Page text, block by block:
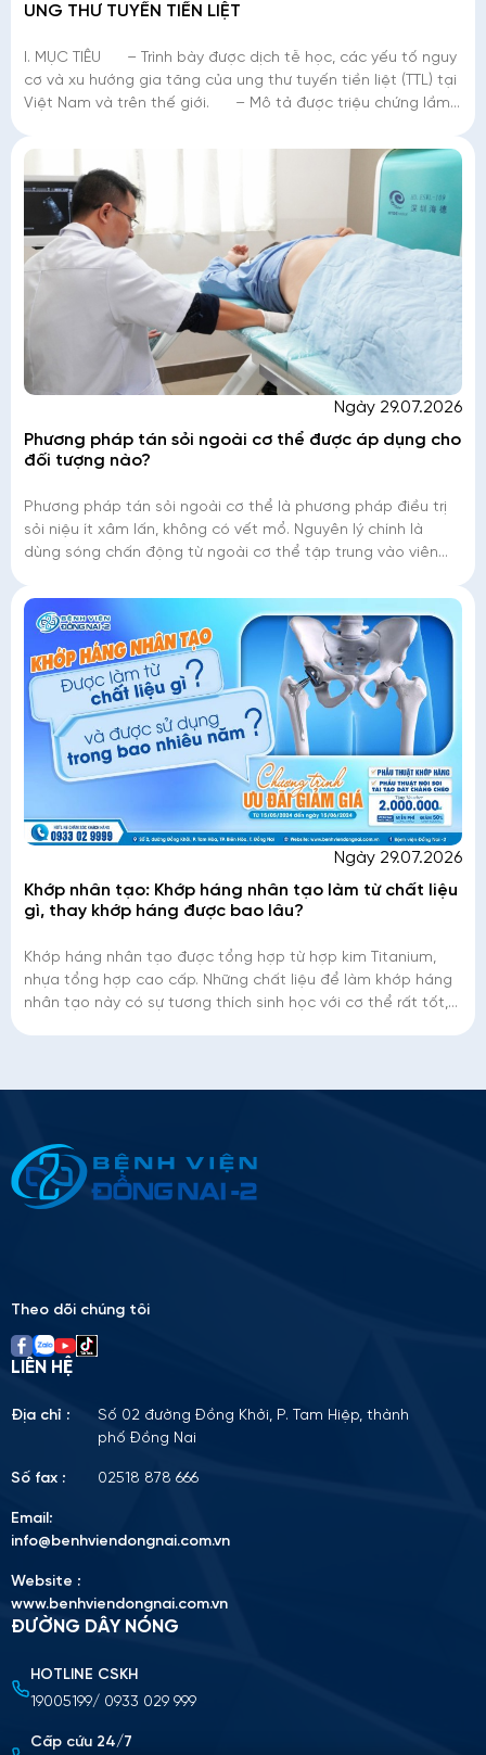
UNG THƯ TUYẾN TIỀN LIỆT
I. MỤC TIÊU – Trình bày được dịch tễ học, các yếu tố nguy
cơ và xu hướng gia tăng của ung thư tuyến tiền liệt (TTL) tại
Việt Nam và trên thế giới. – Mô tả được triệu chứng lầm
Ngày 29.07.2026
Phương pháp tán sỏi ngoài cơ thể được áp dụng cho
đối tượng nào?
Phương pháp tán sỏi ngoài cơ thể là phương pháp điều trị
sỏi niệu ít xâm lấn, không có vết mổ. Nguyên lý chính là
dùng sóng chấn động từ ngoài cơ thể tập trung vào viên
Ngày 29.07.2026
Khớp nhân tạo: Khớp háng nhân tạo làm từ chất liệu
gì, thay khớp háng được bao lâu?
Khớp háng nhân tạo được tổng hợp từ hợp kim Titanium,
nhựa tổng hợp cao cấp. Những chất liệu để làm khớp háng
nhân tạo này có sự tương thích sinh học với cơ thể rất tốt,
Please
Tải lên CV (Định dạng PDF, tối đa 10MB)
Theo dõi chúng tôi
LIÊN HỆ
Địa chỉ :
Số 02 đường Đồng Khởi, P. Tam Hiệp, thành
phố Đồng Nai
Số fax : 02518 878 666
Email:
info@benhviendongnai.com.vn
Website :
www.benhviendongnai.com.vn
ĐƯỜNG DÂY NÓNG
HOTLINE CSKH
19005199/ 0933 029 999
Cấp cứu 24/7